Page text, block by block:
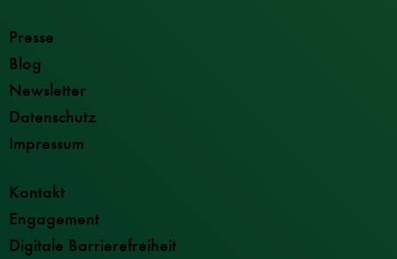
Presse
Blog
Newsletter
Datenschutz
Impressum
Kontakt
Engagement
Digitale Barrierefreiheit